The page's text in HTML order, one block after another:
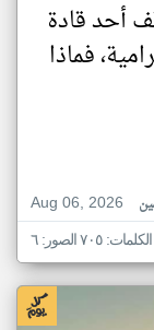
أحد قادة
فماذا
Aug 06, 2026
٧٠٥ الصور: ٦